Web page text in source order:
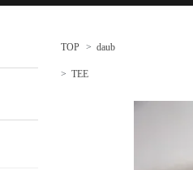
TOP > daub
> TEE